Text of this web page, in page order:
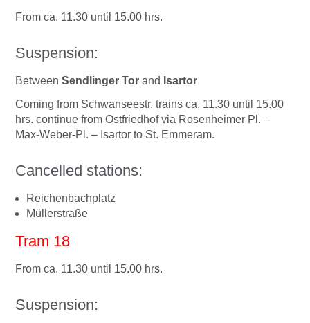
From ca. 11.30 until 15.00 hrs.
Suspension:
Between Sendlinger Tor and Isartor
Coming from Schwanseestr. trains ca. 11.30 until 15.00
hrs. continue from Ostfriedhof via Rosenheimer Pl. –
Max-Weber-Pl. – Isartor to St. Emmeram.
Cancelled stations:
Reichenbachplatz
Müllerstraße
Tram 18
From ca. 11.30 until 15.00 hrs.
Suspension: